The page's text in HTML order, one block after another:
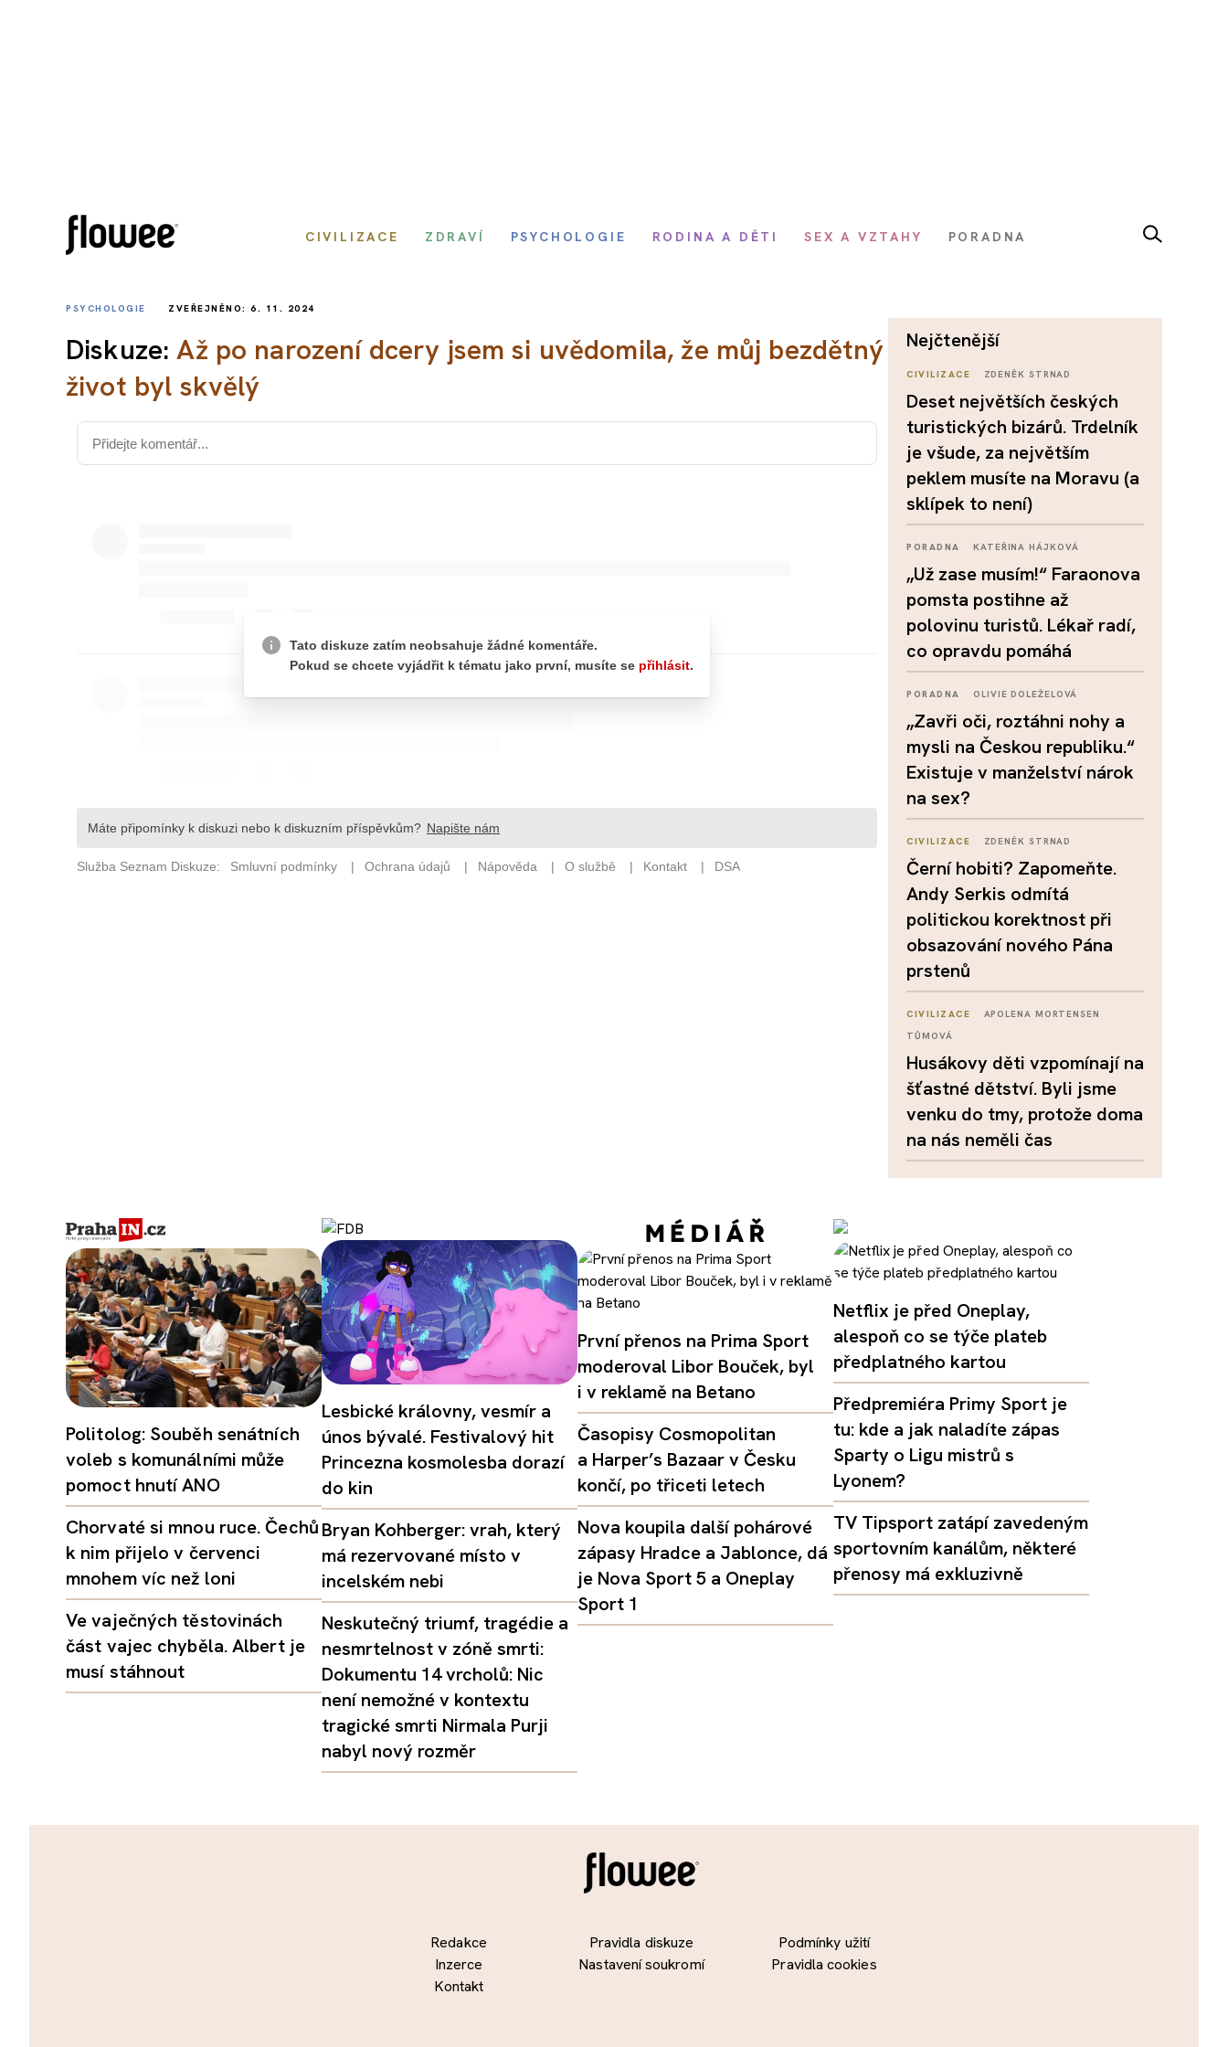
CIVILIZACE ZDRAVÍ PSYCHOLOGIE RODINA A DĚTI SEX A VZTAHY PORADNA
PSYCHOLOGIE ZVEŘEJNĚNO: 6. 11. 2024
Diskuze:Až po narození dcery jsem si uvědomila, že můj bezdětný
život byl skvělý
nejčtenější
CIVILIZACE ZDENĚK STRNAD
Deset největších českých
turistických bizárů. Trdelník
je všude, za největším
peklem musíte na Moravu (a
sklípek to není)
PORADNA KATEŘINA HÁJKOVÁ
„Už zase musím!“ Faraonova
pomsta postihne až
polovinu turistů. Lékař radí,
co opravdu pomáhá
PORADNA OLIVIE DOLEŽELOVÁ
„Zavři oči, roztáhni nohy a
mysli na Českou republiku.“
Existuje v manželství nárok
na sex?
CIVILIZACE ZDENĚK STRNAD
Černí hobiti? Zapomeňte.
Andy Serkis odmítá
politickou korektnost při
obsazování nového Pána
prstenů
CIVILIZACE
APOLENA MORTENSEN
TŮMOVÁ
Husákovy děti vzpomínají na
šťastné dětství. Byli jsme
venku do tmy, protože doma
na nás neměli čas
Politolog: Souběh senátních
voleb s komunálními může
pomoct hnutí ANO
Chorvaté si mnou ruce. Čechů
k nim přijelo v červenci
mnohem víc než loni
Ve vaječných těstovinách
část vajec chyběla. Albert je
musí stáhnout
Lesbické královny, vesmír a
únos bývalé. Festivalový hit
Princezna kosmolesba dorazí
do kin
Bryan Kohberger: vrah, který
má rezervované místo v
incelském nebi
Neskutečný triumf, tragédie a
nesmrtelnost v zóně smrti:
Dokumentu 14 vrcholů: Nic
není nemožné v kontextu
tragické smrti Nirmala Purji
nabyl nový rozměr
První přenos na Prima Sport
moderoval Libor Bouček, byl
i v reklamě na Betano
Časopisy Cosmopolitan
a Harper’s Bazaar v Česku
končí, po třiceti letech
Nova koupila další pohárové
zápasy Hradce a Jablonce, dá
je Nova Sport 5 a Oneplay
Sport 1
Netflix je před Oneplay,
alespoň co se týče plateb
předplatného kartou
Předpremiéra Primy Sport je
tu: kde a jak naladíte zápas
Sparty o Ligu mistrů s
Lyonem?
TV Tipsport zatápí zavedeným
sportovním kanálům, některé
přenosy má exkluzivně
Redakce
Inzerce
Kontakt
Pravidla diskuze
Nastavení soukromí
Podmínky užití
Pravidla cookies